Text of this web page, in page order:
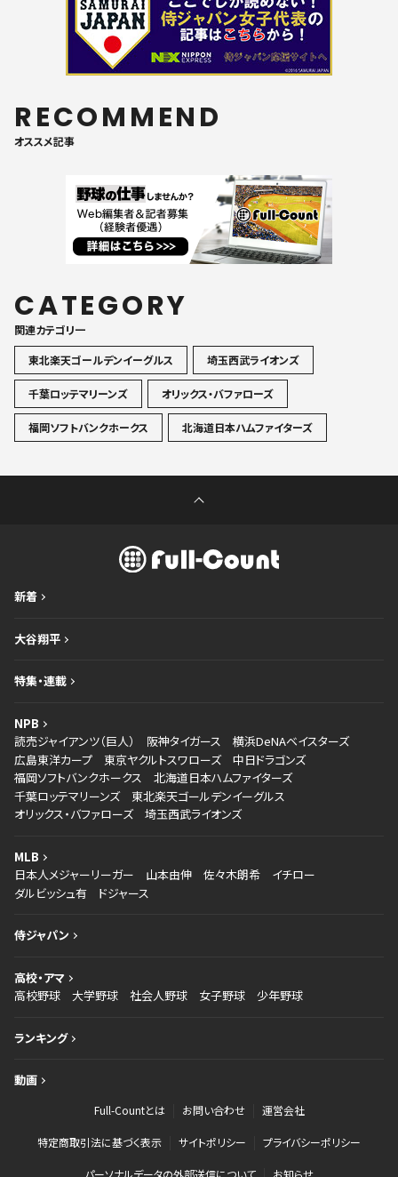
RECOMMEND
オススメ記事
CATEGORY
関連カテゴリ一
東北楽天ゴールデンイーグルス
埼玉西武ライオンズ
千葉ロッテマリーンズ オリックス・バファローズ
福岡ソフトバンクホークス 北海道日本ハムファイターズ
新着
大谷翔平
特集・連載
NPB
読売ジャイアンツ（巨人）
阪神タイガース
横浜DeNAベイスターズ
広島東洋カープ
東京ヤクルトスワローズ
中日ドラゴンズ
福岡ソフトバンクホークス
北海道日本ハムファイターズ
千葉ロッテマリーンズ
東北楽天ゴールデンイーグルス
オリックス・バファローズ
埼玉西武ライオンズ
MLB
日本人メジャーリーガー
山本由伸 佐々木朗希
イチロー
ダルビッシュ有
ドジャース
侍ジャパン
高校・アマ
高校野球
大学野球 社会人野球 女子野球 少年野球
ランキング
動画
Full-Countとは お問い合わせ 運営会社
特定商取引法に基づく表示 サイトポリシー プライバシーポリシー